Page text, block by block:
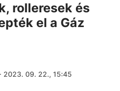
rolleresek és
el a Gáz
· 2023. 09. 22., 15:45